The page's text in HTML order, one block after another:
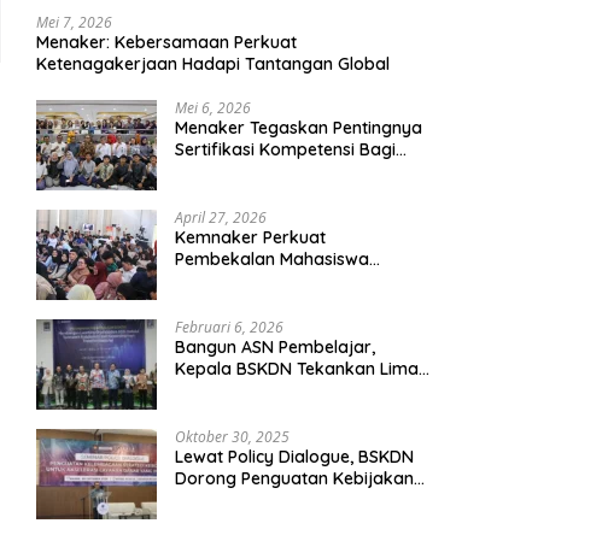
Mei 7, 2026
Menaker: Kebersamaan Perkuat
Ketenagakerjaan Hadapi Tantangan Global
Mei 6, 2026
Menaker Tegaskan Pentingnya
Sertifikasi Kompetensi Bagi
April 27, 2026
Kemnaker Perkuat
Pembekalan Mahasiswa
Februari 6, 2026
Bangun ASN Pembelajar,
Kepala BSKDN Tekankan Lima
Oktober 30, 2025
Lewat Policy Dialogue, BSKDN
Dorong Penguatan Kebijakan